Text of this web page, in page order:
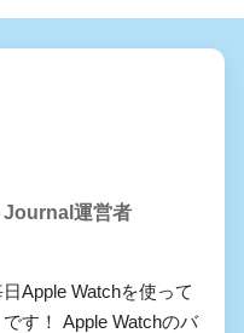
Journal運営者
Apple Watchを使って
す！ Apple Watchのバ